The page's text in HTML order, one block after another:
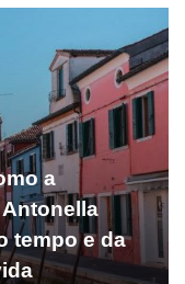
a
tempo e da